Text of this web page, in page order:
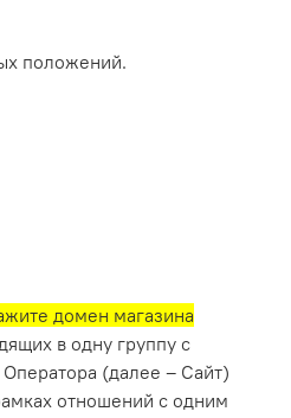
положений.
домен магазина
в одну группу с
(далее – Сайт)
отношений с одним